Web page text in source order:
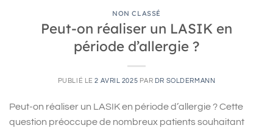
NON CLASSÉ
Peut-on réaliser un LASIK en
période d’allergie ?
PUBLIÉ LE2 AVRIL 2025 PAR DR SOLDERMANN
Peut-on réaliser un LASIK en période d’allergie ? Cette
question préoccupe de nombreux patients souhaitant